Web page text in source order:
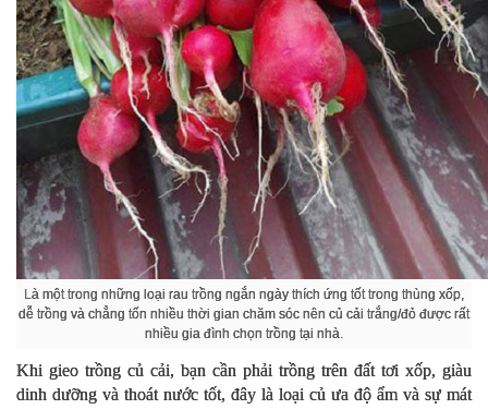
Là một trong những loại rau trồng ngắn ngày thích ứng tốt trong thùng xốp,
dễ trồng và chẳng tốn nhiều thời gian chăm sóc nên củ cải trắng/đỏ được rất
nhiều gia đình chọn trồng tại nhà.
Khi gieo trồng củ cải, bạn cần phải trồng trên đất tơi xốp, giàu
dinh dưỡng và thoát nước tốt, đây là loại củ ưa độ ẩm và sự mát